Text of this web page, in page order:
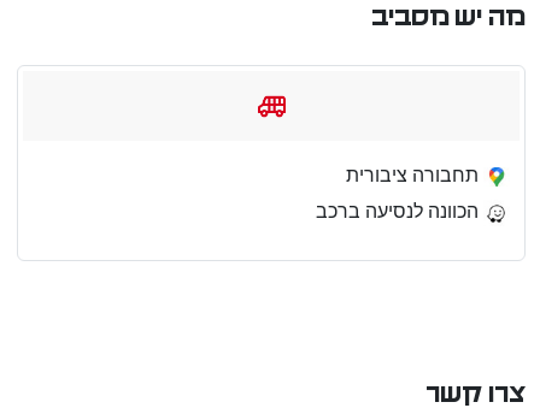
מה יש מסביב
תחבורה ציבורית
הכוונה לנסיעה ברכב
צרו קשר